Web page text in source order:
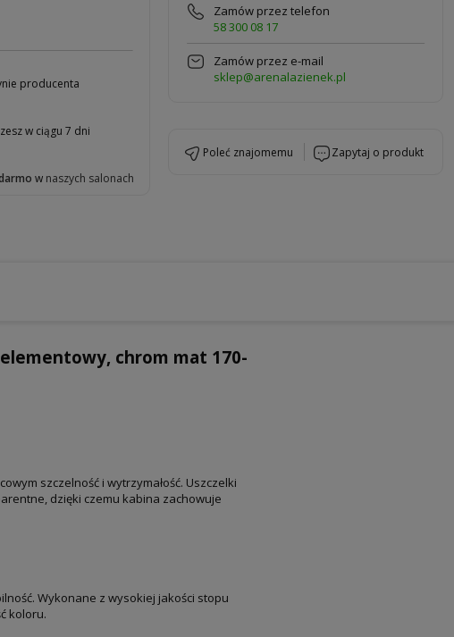
producenta
w ciągu 7 dni
w naszych salonach
Zamów przez telefon
58 300 08 17
Zamów przez e-mail
sklep@arenalazienek.pl
poleć znajomemu zapytaj o produkt
elementowy, chrom mat 170-
szczelność i wytrzymałość. Uszczelki
dzięki czemu kabina zachowuje
Wykonane z wysokiej jakości stopu
koloru.